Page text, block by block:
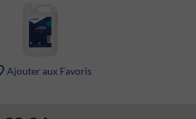
Ajouter aux Favoris